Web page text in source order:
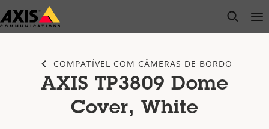
Pular
para
open
COMPATÍVEL COM CÂMERAS DE BORDO
AXIS TP3809 Dome
Cover, White